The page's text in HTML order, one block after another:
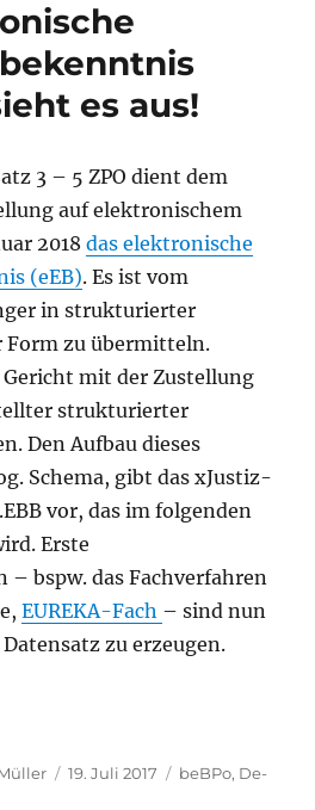
es aus!
3 – 5 ZPO dient dem
auf elektronischem
2018das elektronische
(eEB). Es ist vom
in strukturierter
Form zu übermitteln.
mit der Zustellung
strukturierter
Den Aufbau dieses
Schema, gibt das xJustiz-
vor, das im folgenden
Erste
– bspw. das Fachverfahren
EUREKA-Fach – sind nun
zu erzeugen.
(eEB): So
Veröffentlicht
19. Juli 2017 Kategorien
beBPo, De-